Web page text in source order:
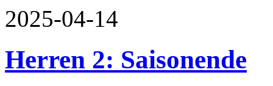
2025-04-14
Herren 2: Saisonende